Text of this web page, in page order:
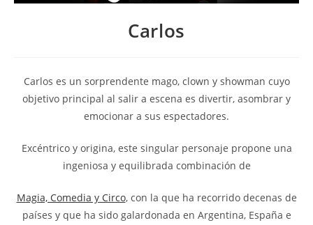
Carlos
Carlos es un sorprendente mago, clown y showman cuyo
objetivo principal al salir a escena es divertir, asombrar y
emocionar a sus espectadores.
Excéntrico y origina, este singular personaje propone una
ingeniosa y equilibrada combinación de
Magia, Comedia y Circo, con la que ha recorrido decenas de
países y que ha sido galardonada en Argentina, España e